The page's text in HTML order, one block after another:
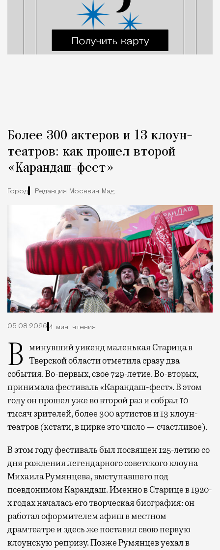
Более 300 актеров и 13 клоун-
театров: как прошел второй
«Карандаш-фест»
Город Редакция Москвич Mag
05.08.2026 4 мин. чтения
В минувший уикенд маленькая Старица в Тверской области отметила сразу два
события. Во-первых, свое 729-летие. Во-вторых,
принимала фестиваль «Карандаш-фест». В этом
году он прошел уже во второй раз и собрал 10
тысяч зрителей, более 300 артистов и 13 клоун-
театров (кстати, в цирке это число — счастливое).
В этом году фестиваль был посвящен 125-летию со
дня рождения легендарного советского клоуна
Михаила Румянцева, выступавшего под
псевдонимом Карандаш. Именно в Старице в 1920-
х годах началась его творческая биография: он
работал оформителем афиш в местном
драмтеатре и здесь же поставил свою первую
клоунскую репризу. Позже Румянцев уехал в